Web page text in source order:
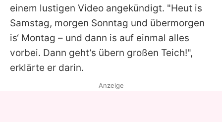
einem lustigen Video angekündigt. "Heut is
Samstag, morgen Sonntag und übermorgen
is‘ Montag – und dann is auf einmal alles
vorbei. Dann geht’s übern großen Teich!",
erklärte er darin.
Anzeige